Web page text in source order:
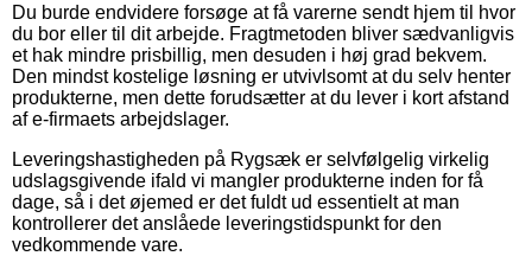
Du burde endvidere forsøge at få varerne sendt hjem til hvor
du bor eller til dit arbejde. Fragtmetoden bliver sædvanligvis
et hak mindre prisbillig, men desuden i høj grad bekvem.
Den mindst kostelige løsning er utvivlsomt at du selv henter
produkterne, men dette forudsætter at du lever i kort afstand
af e-firmaets arbejdslager.
Leveringshastigheden på Rygsæk er selvfølgelig virkelig
udslagsgivende ifald vi mangler produkterne inden for få
dage, så i det øjemed er det fuldt ud essentielt at man
kontrollerer det anslåede leveringstidspunkt for den
vedkommende vare.